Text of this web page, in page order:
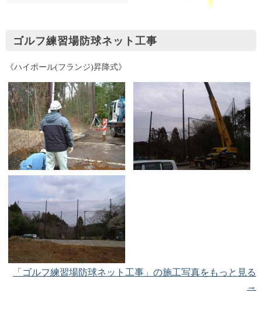
ゴルフ練習場防球ネット工事
《ハイポール(フランジ)昇降式》
「ゴルフ練習場防球ネット工事」の施工写真をもっと見る
→